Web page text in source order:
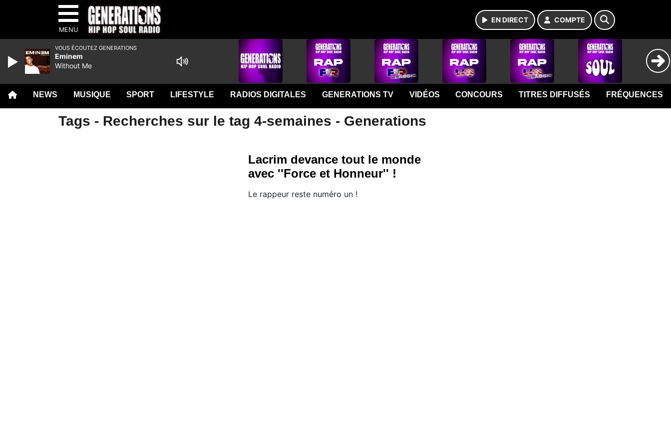
MENU
EN DIRECT COMPTE
NEWS MUSIQUE SPORT LIFESTYLE RADIOS DIGITALES GENERATIONS TV VIDÉOS CONCOURS TITRES DIFFUSÉS FRÉQUENCES
Tags - Recherches sur le tag 4-semaines - Generations
Lacrim devance tout le monde
avec ''Force et Honneur'' !
Le rappeur reste numéro un !
VOUS ÉCOUTEZ GENERATIONS
Eminem
Without Me